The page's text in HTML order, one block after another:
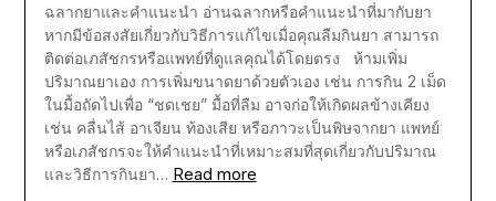
ฉลากยาและคำแนะนำ อ่านฉลากหรือคำแนะนำที่มากับยา
หากมีข้อสงสัยเกี่ยวกับวิธีการแก้ไขเมื่อคุณลืมกินยา สามารถ
ติดต่อเภสัชกรหรือแพทย์ที่ดูแลคุณได้โดยตรง ห้ามเพิ่ม
ปริมาณยาเอง การเพิ่มขนาดยาด้วยตัวเอง เช่น การกิน 2 เม็ด
ในมื้อถัดไปเพื่อ “ชดเชย” มื้อที่ลืม อาจก่อให้เกิดผลข้างเคียง
เช่น คลื่นไส้ อาเจียน ท้องเสีย หรือภาวะเป็นพิษจากยา แพทย์
หรือเภสัชกรจะให้คำแนะนำที่เหมาะสมที่สุดเกี่ยวกับปริมาณ
และวิธีการกินยา… Read more